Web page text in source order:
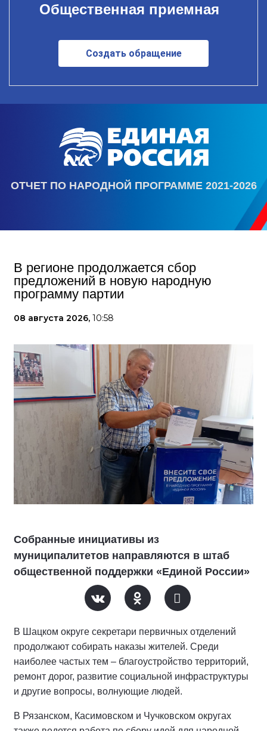
Общественная приемная
Создать обращение
ОТЧЕТ ПО НАРОДНОЙ ПРОГРАММЕ 2021-2026
В регионе продолжается сбор
предложений в новую народную
программу партии
08 августа 2026, 10:58
Собранные инициативы из
муниципалитетов направляются в штаб
общественной поддержки «Единой России»
В Шацком округе секретари первичных отделений
продолжают собирать наказы жителей. Среди
наиболее частых тем – благоустройство территорий,
ремонт дорог, развитие социальной инфраструктуры
и другие вопросы, волнующие людей.
В Рязанском, Касимовском и Чучковском округах